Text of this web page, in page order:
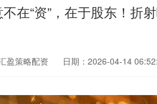
在“资”，在于股东！折
盈策略配资 日期：2026-04-14